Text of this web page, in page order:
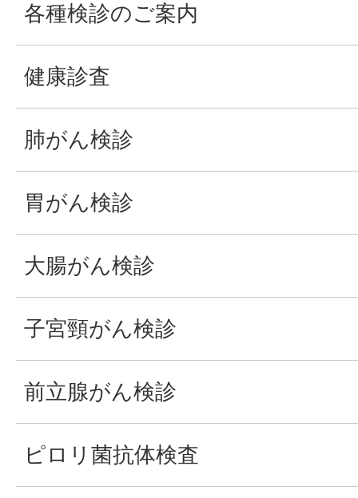
各種検診のご案内
健康診査
肺がん検診
胃がん検診
大腸がん検診
子宮頸がん検診
前立腺がん検診
ピロリ菌抗体検査